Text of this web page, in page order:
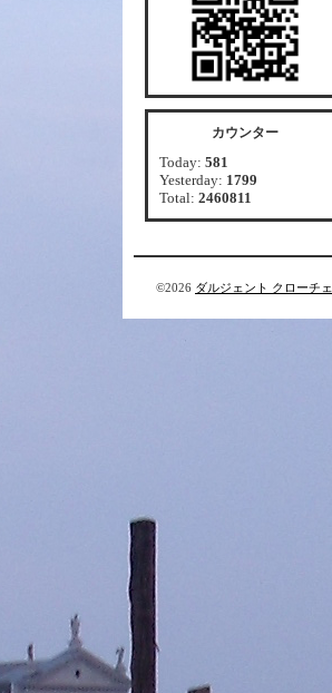
カウンター
Today: 581
Yesterday: 1799
Total: 2460811
©2026 ダルジェント クローチェ